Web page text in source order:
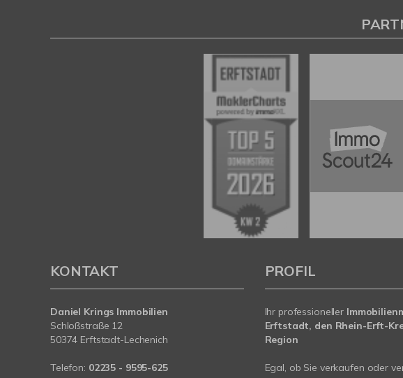
KONTAKT
Daniel Krings Immobilien
Schloßstraße 12
50374 Erftstadt-Lechenich
Telefon: 02235 - 9595-625
PROFIL
Ihr professioneller
Erftstadt, den Rhein-Erft-
Region
Egal, ob Sie verkaufen oder